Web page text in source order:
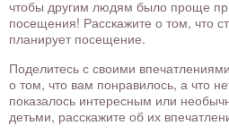
чтобы другим людям было проще
посещения! Расскажите о том, что
планирует посещение.
Поделитесь с своими
о том, что вам понравилось, а что
показалось интересным или
детьми, расскажите об их